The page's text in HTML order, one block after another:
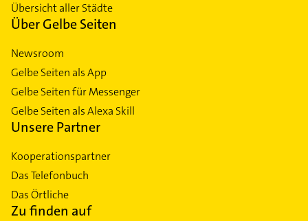
Übersicht aller Städte
Über Gelbe Seiten
Newsroom
Gelbe Seiten als App
Gelbe Seiten für Messenger
Gelbe Seiten als Alexa Skill
Unsere Partner
Kooperationspartner
Das Telefonbuch
Das Örtliche
Zu finden auf